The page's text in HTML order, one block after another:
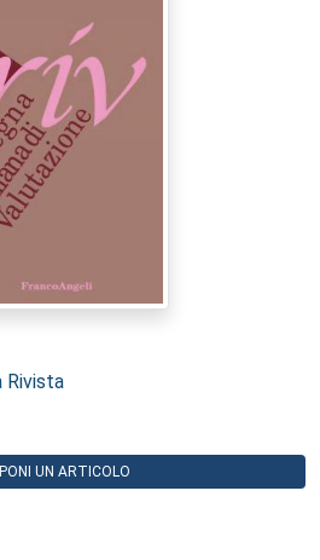
Rivista
UN ARTICOLO